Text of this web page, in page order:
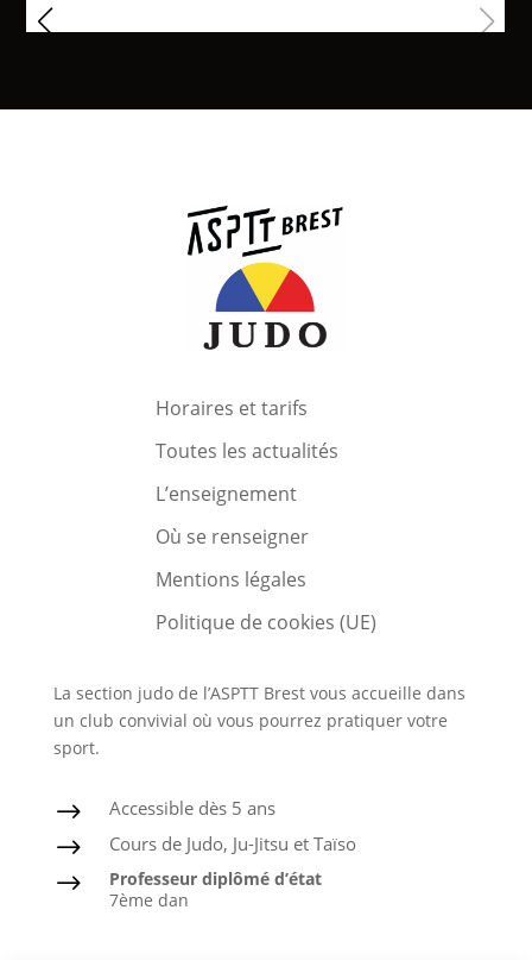
Horaires et tarifs
Toutes les actualités
L’enseignement
Où se renseigner
Mentions légales
Politique de cookies (UE)
La section judo de l’ASPTT Brest vous accueille dans
un club convivial où vous pourrez pratiquer votre
sport.
$ Accessible dès 5 ans
$ Cours de Judo, Ju-Jitsu et Taïso
$
Professeur diplômé d’état
7ème dan